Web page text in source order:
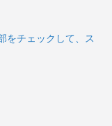
チェックして、ス
グ行って来た